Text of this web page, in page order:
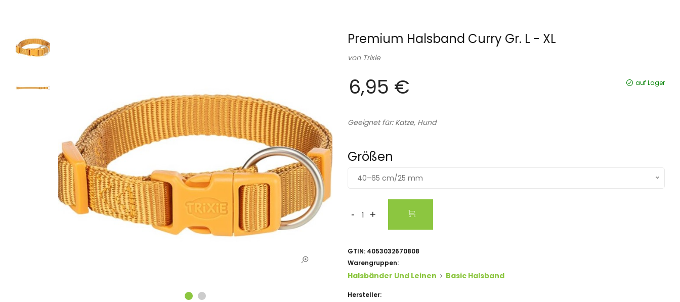
Premium Halsband Curry Gr. L - XL
von Trixie
6,95 € auf Lager
Geeignet für: Katze, Hund
Größen
40–65 cm/25 mm
- +
GTIN: 4053032670808
Warengruppen:
Halsbänder Und Leinen Basic Halsband
Hersteller: